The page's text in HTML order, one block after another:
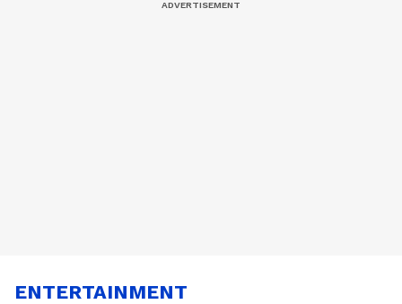
ENTERTAINMENT